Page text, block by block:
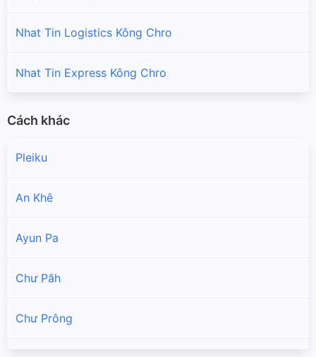
Nhat Tin Logistics Kông Chro
Nhat Tin Express Kông Chro
Cách khác
Pleiku
An Khê
Ayun Pa
Chư Păh
Chư Prông